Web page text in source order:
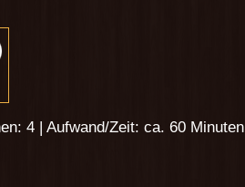
4 | Aufwand/Zeit: ca. 60 Minuten